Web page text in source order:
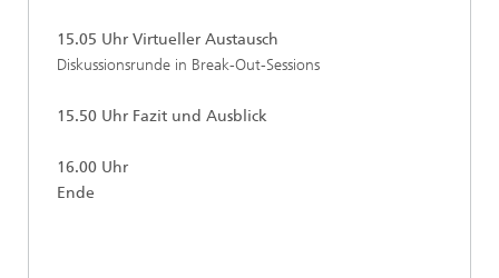
15.05 Uhr Virtueller Austausch
Diskussionsrunde in Break-Out-Sessions
15.50 Uhr Fazit und Ausblick
16.00 Uhr
Ende